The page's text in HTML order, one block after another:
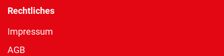
Rechtliches
Impressum
AGB